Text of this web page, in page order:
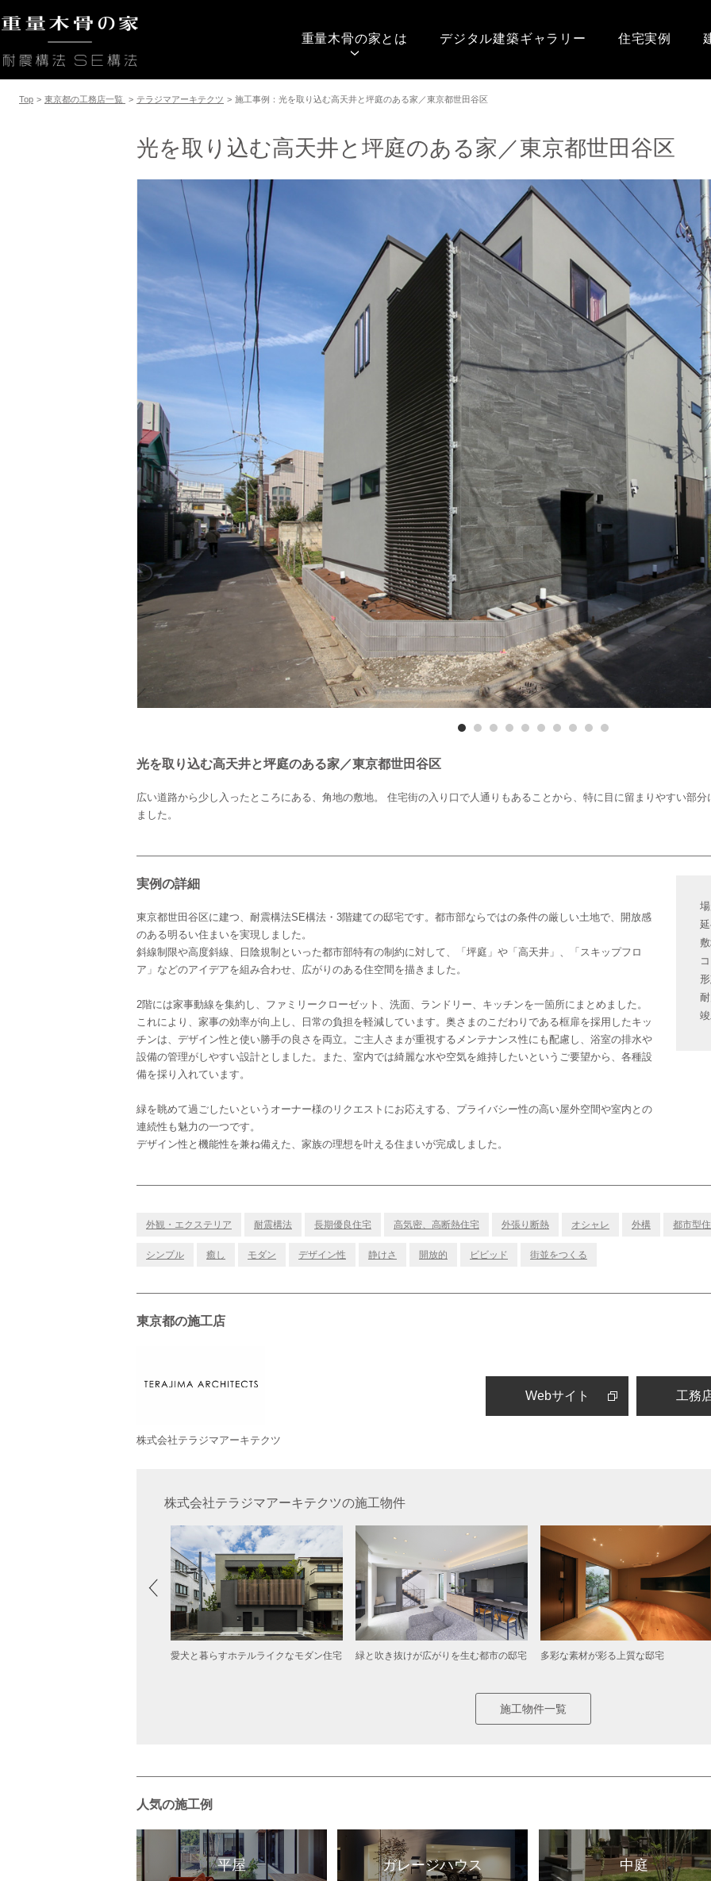
重量木骨の家とは デジタル建築ギャラリー 住宅実例
Top > 東京都の工務店一覧 > テラジマアーキテクツ > 施工事例：光を取り込む高天井と坪庭のある家／東京都世田谷区
光を取り込む高天井と坪庭のある家／東京都世田谷区
光を取り込む高天井と坪庭のある家／東京都世田谷区
広い道路から少し入ったところにある、角地の敷地。 住宅街の入り口で人通りもあることから、特に目に留まりやすい部
ました。
実例の詳細
東京都世田谷区に建つ、耐震構法SE構法・3階建ての邸宅です。都市部ならではの条件の厳しい土地で、開放感
のある明るい住まいを実現しました。
斜線制限や高度斜線、日陰規制といった都市部特有の制約に対して、「坪庭」や「高天井」、「スキップフロ
ア」などのアイデアを組み合わせ、広がりのある住空間を描きました。
2階には家事動線を集約し、ファミリークローゼット、洗面、ランドリー、キッチンを一箇所にまとめました。
これにより、家事の効率が向上し、日常の負担を軽減しています。奥さまのこだわりである框扉を採用したキッ
チンは、デザイン性と使い勝手の良さを両立。ご主人さまが重視するメンテナンス性にも配慮し、浴室の排水や
設備の管理がしやすい設計としました。また、室内では綺麗な水や空気を維持したいというご要望から、各種設
備を採り入れています。
緑を眺めて過ごしたいというオーナー様のリクエストにお応えする、プライバシー性の高い屋外空間や室内との
連続性も魅力の一つです。
デザイン性と機能性を兼ね備えた、家族の理想を叶える住まいが完成しました。
外観・エクステリア 耐震構法 長期優良住宅 高気密、高断熱住宅 外張り断熱 オシャレ 外構 都市型
シンプル 癒し モダン デザイン性 静けさ 開放的 ビビッド 街並をつくる
東京都の施工店
株式会社テラジマアーキテクツ
Webサイト 工務
株式会社テラジマアーキテクツの施工物件
愛犬と暮らすホテルライクなモダン住宅 緑と吹き抜けが広がりを生む都市の邸宅 多彩な素材が彩る上質な邸宅
施工物件一覧
人気の施工例
平屋 ガレージハウス 中庭